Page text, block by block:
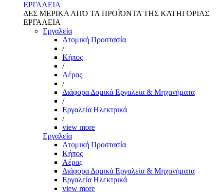
ΕΡΓΑΛΕΙΑ
ΔΕΣ ΜΕΡΙΚΑ ΑΠΌ ΤΑ ΠΡΟΪΌΝΤΑ ΤΗΣ ΚΑΤΗΓΟΡΙΑΣ
ΕΡΓΑΛΕΙΑ
Εργαλεία
Aτομική Προστασία
/
Kήπος
/
Αέρας
/
Διάφορα Δομικά Εργαλεία & Μηχανήματα
/
Εργαλεία Ηλεκτρικά
/
view more
Εργαλεία
Aτομική Προστασία
Kήπος
Αέρας
Διάφορα Δομικά Εργαλεία & Μηχανήματα
Εργαλεία Ηλεκτρικά
view more